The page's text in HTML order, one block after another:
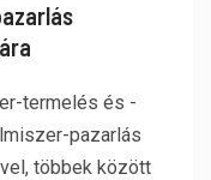
termelés és -
pazarlás
többek között